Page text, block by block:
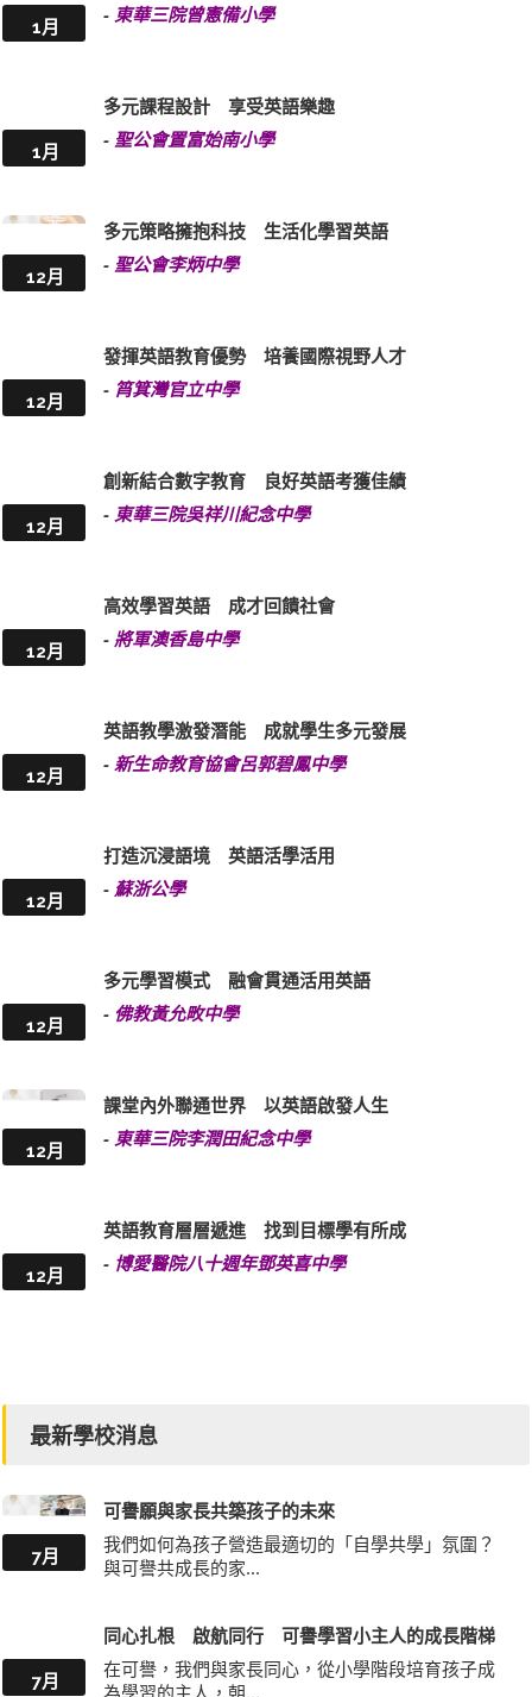
1月
- 東華三院曾憲備小學
1月
多元課程設計 享受英語樂趣
- 聖公會置富始南小學
12月
多元策略擁抱科技 生活化學習英語
- 聖公會李炳中學
12月
發揮英語教育優勢 培養國際視野人才
- 筲箕灣官立中學
12月
創新結合數字教育 良好英語考獲佳績
- 東華三院吳祥川紀念中學
12月
高效學習英語 成才回饋社會
- 將軍澳香島中學
12月
英語教學激發潛能 成就學生多元發展
- 新生命教育協會呂郭碧鳳中學
12月
打造沉浸語境 英語活學活用
- 蘇浙公學
12月
多元學習模式 融會貫通活用英語
- 佛教黃允畋中學
12月
課堂內外聯通世界 以英語啟發人生
- 東華三院李潤田紀念中學
12月
英語教育層層遞進 找到目標學有所成
- 博愛醫院八十週年鄧英喜中學
最新學校消息
7月
可譽願與家長共築孩子的未來
我們如何為孩子營造最適切的「自學共學」氛圍？
與可譽共成長的家...
7月
同心扎根 啟航同行 可譽學習小主人的成長階梯
在可譽，我們與家長同心，從小學階段培育孩子成
為學習的主人，朝...